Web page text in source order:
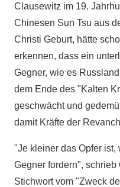
Clausewitz im 19.
Chinesen Sun Tsu aus
Christi Geburt, hätte
erkennen, dass ein
Gegner, wie es
dem Ende des "Kalten
geschwächt und
damit Kräfte der
"Je kleiner das Opfer
Gegner fordern",
Stichwort vom "Zweck